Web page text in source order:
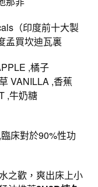
（印度前十大製
孟買坎迪瓦裏
,橘子
VANILLA ,香蕉
,牛奶糖
床對於90%性功
之歡，爽出床上小